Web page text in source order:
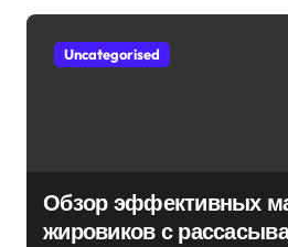
Uncategorised
Обзор эффективных
жировиков с